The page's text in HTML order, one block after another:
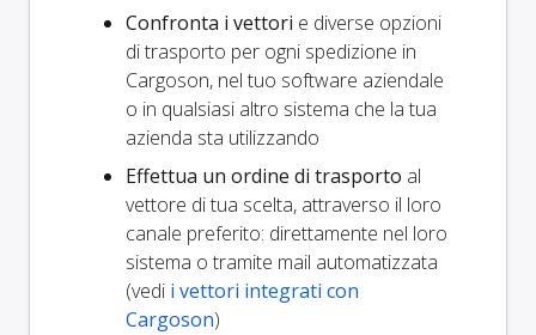
Confronta i vettori e diverse opzioni
di trasporto per ogni spedizione in
Cargoson, nel tuo software aziendale
o in qualsiasi altro sistema che la tua
azienda sta utilizzando
Effettua un ordine di trasporto al
vettore di tua scelta, attraverso il loro
canale preferito: direttamente nel loro
sistema o tramite mail automatizzata
(vedi i vettori integrati con
Cargoson)